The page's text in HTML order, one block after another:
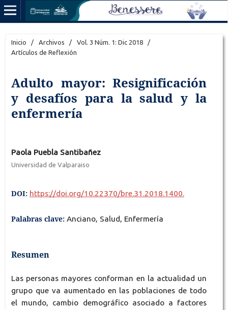
Inicio / Archivos / Vol. 3 Núm. 1: Dic 2018
/
Artículos de Reflexión
Adulto mayor: Resignificación
y desafíos para la salud y la
enfermería
Paola Puebla Santibañez
Universidad de Valparaiso
DOI: https://doi.org/10.22370/bre.31.2018.1400.
Palabras clave: Anciano, Salud, Enfermería
Resumen
Las personas mayores conforman en la actualidad un
grupo que va aumentado en las poblaciones de todo
el mundo, cambio demográfico asociado a factores